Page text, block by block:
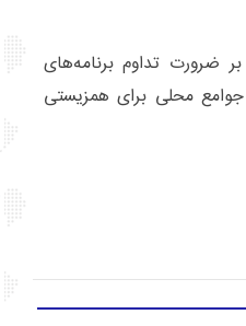
ضرورت تداوم برنامه‌های
محلی برای همزیستی